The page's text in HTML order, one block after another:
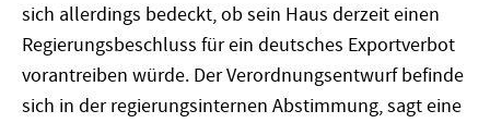
sich allerdings bedeckt, ob sein Haus derzeit einen
Regierungsbeschluss für ein deutsches Exportverbot
vorantreiben würde. Der Verordnungsentwurf befinde
sich in der regierungsinternen Abstimmung, sagt eine